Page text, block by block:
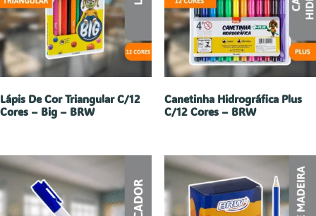
Lápis De Cor Triangular C/12
Cores – Big – BRW
Canetinha Hidrográfica Plus
C/12 Cores – BRW